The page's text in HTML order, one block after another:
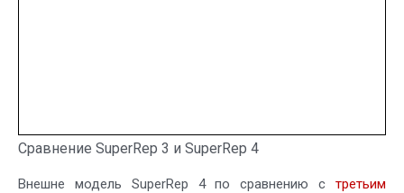
Сравнение SuperRep 3 и SuperRep 4
Внешне модель SuperRep 4 по сравнению с третьим